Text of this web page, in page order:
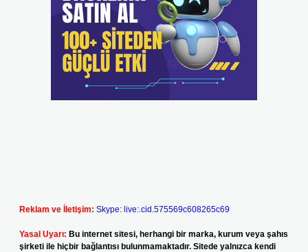
Reklam ve İletişim: Skype: live:.cid.575569c608265c69
Yasal Uyarı: Bu internet sitesi, herhangi bir marka, kurum veya şahıs
şirketi ile hiçbir bağlantısı bulunmamaktadır. Sitede yalnızca kendi